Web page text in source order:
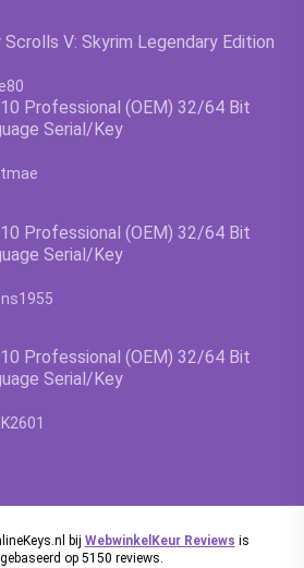
Scrolls V: Skyrim Legendary Edition
4.63
Professional (OEM) 32/64 Bit
Serial/Key
4.63
Professional (OEM) 32/64 Bit
Serial/Key
4.63uit 5
Professional (OEM) 32/64 Bit
Serial/Key
4.63
bij WebwinkelKeur Reviews is
op 5150 reviews.